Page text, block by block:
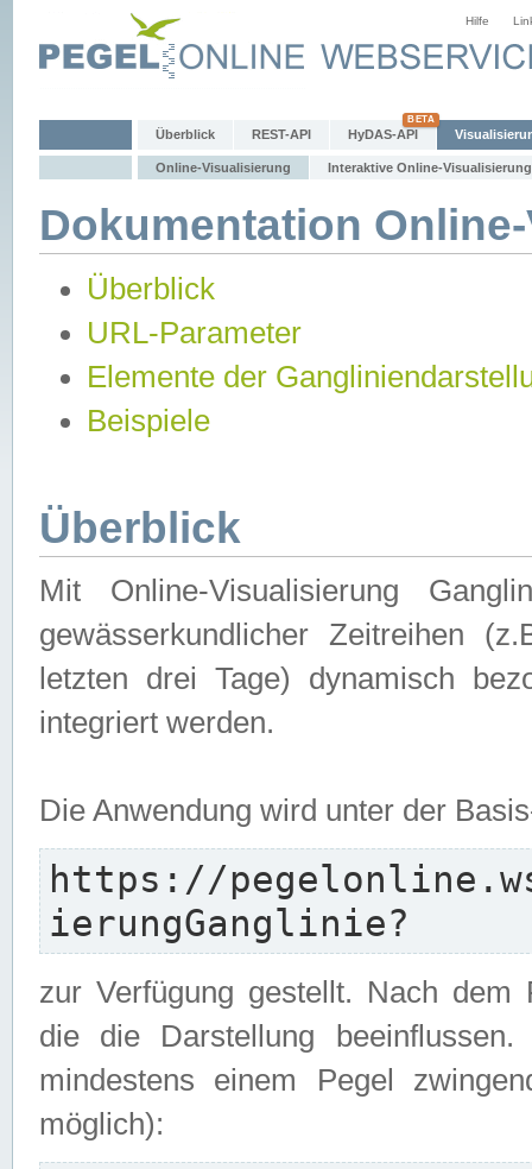
Hilfe
Überblick REST-API HyDAS-API
Online-Visualisierung Interaktive Online-Visualisierung
Dokumentation
Überblick
URL-Parameter
Elemente der
Beispiele
Überblick
Mit Online-Visualisierung
gewässerkundlicher Zeitreihen
letzten drei Tage) dynamisch
integriert werden.
Die Anwendung wird unter der
https://
ierungGanglinie?
zur Verfügung gestellt. Nach dem
die die Darstellung
mindestens einem Pegel
möglich):